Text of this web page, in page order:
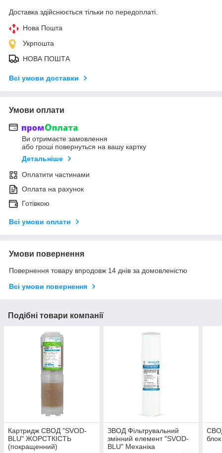
Доставка здійснюється тільки по передоплаті.
Нова Пошта
Укрпошта
НОВА ПОШТА
Всі умови доставки
Умови оплати
Ви отримаєте замовлення
або гроші повернуться на вашу картку
Детальніше
Оплатити частинами
Оплата на рахунок
Готівкою
Всі умови оплати
Умови повернення
Повернення товару впродовж 14 днів за домовленістю
Всі умови повернення
Подібні товари компанії
Картридж СВОД "SVOD-
BLU" ЖОРСТКІСТЬ
(покращенний)
ЗВОД Фільтрувальний
змінний елемент "SVOD-
BLU" Механіка